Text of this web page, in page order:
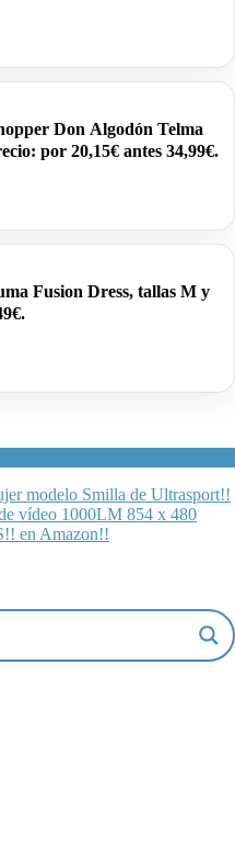
Don Algodón Telma
por 20,15€ antes 34,99€.
Fusion Dress, tallas M y
modelo Smilla de Ultrasport!!
vídeo 1000LM 854 x 480
en Amazon!!